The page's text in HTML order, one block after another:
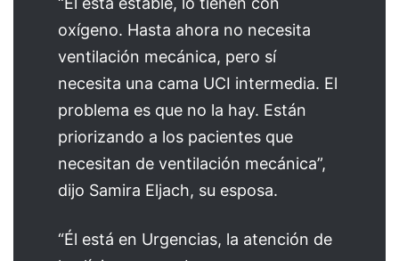
oxígeno. Hasta ahora no necesita
ventilación mecánica, pero sí
necesita una cama UCI intermedia. El
problema es que no la hay. Están
priorizando a los pacientes que
necesitan de ventilación mecánica”,
dijo Samira Eljach, su esposa.
“Él está en Urgencias, la atención de